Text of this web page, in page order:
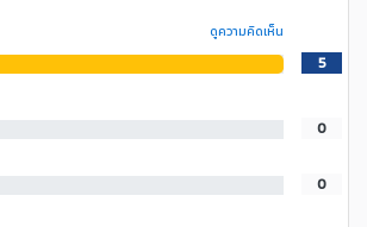
ดูความคิดเห็น
5
0
0